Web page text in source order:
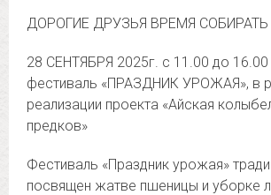
ДОРОГИЕ ДРУЗЬЯ ВРЕМЯ
28 СЕНТЯБРЯ 2025г. с 11.00 до 16.00
фестиваль «ПРАЗДНИК УРОЖАЯ», в
реализации проекта «Айская
предков»
Фестиваль «Праздник урожая»
посвящен жатве пшеницы и уборке